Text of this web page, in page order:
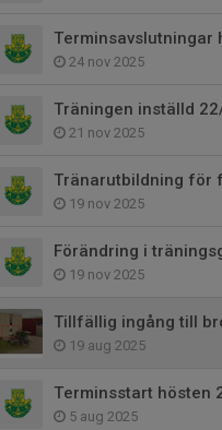
Terminsavslutningar
24 nov 2025
Träningen inställd
21 nov 2025
Tränarutbildning för
19 nov 2025
Förändring i
19 nov 2025
Tillfällig ingång till
19 aug 2025
Terminsstart hösten
5 aug 2025